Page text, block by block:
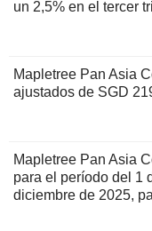
un 2,5% en el tercer
Mapletree Pan Asia
ajustados de SGD
Mapletree Pan Asia
para el período del 1
diciembre de 2025,